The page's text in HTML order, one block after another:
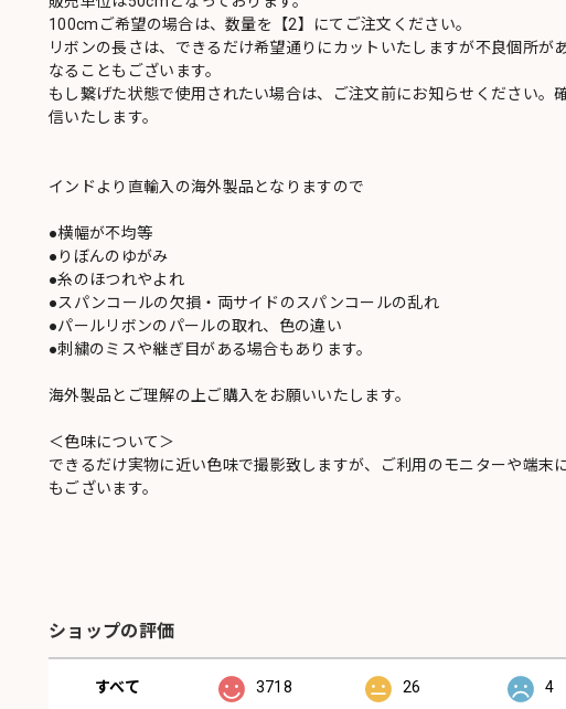
100cmご希望の場合は、数量を【2】にてご注文ください。
リボンの長さは、できるだけ希望通りにカットいたしますが不良個所が
なることもございます。
もし繋げた状態で使用されたい場合は、ご注文前にお知らせください。
信いたします。
インドより直輸入の海外製品となりますので
●横幅が不均等
●りぼんのゆがみ
●糸のほつれやよれ
●スパンコールの欠損・両サイドのスパンコールの乱れ
●パールリボンのパールの取れ、色の違い
●刺繍のミスや継ぎ目がある場合もあります。
海外製品とご理解の上ご購入をお願いいたします。
＜色味について＞
できるだけ実物に近い色味で撮影致しますが、ご利用のモニターや端末
もございます。
ショップの評価
すべて 3718 26 4